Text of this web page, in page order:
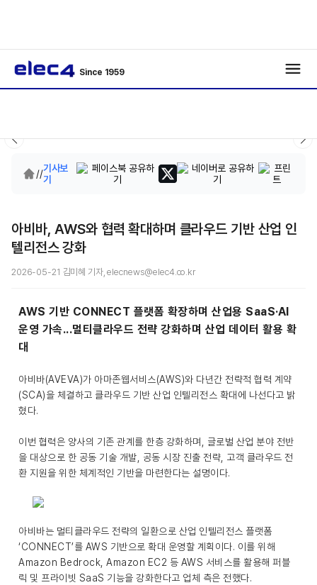
Since 1959
//기사보
기
아비바, AWS와 협력 확대하며 클라우드 기반 산업 인
텔리전스 강화
2026-05-21 김미혜 기자, elecnews@elec4.co.kr
AWS 기반 CONNECT 플랫폼 확장하며 산업용 SaaS·AI
운영 가속...멀티클라우드 전략 강화하며 산업 데이터 활용 확
대
아비바(AVEVA)가 아마존웹서비스(AWS)와 다년간 전략적 협력 계약
(SCA)을 체결하고 클라우드 기반 산업 인텔리전스 확대에 나선다고 밝
혔다.
이번 협력은 양사의 기존 관계를 한층 강화하며, 글로벌 산업 분야 전반
을 대상으로 한 공동 기술 개발, 공동 시장 진출 전략, 고객 클라우드 전
환 지원을 위한 체계적인 기반을 마련한다는 설명이다.
아비바는 멀티클라우드 전략의 일환으로 산업 인텔리전스 플랫폼
‘CONNECT’를 AWS 기반으로 확대 운영할 계획이다. 이를 위해
Amazon Bedrock, Amazon EC2 등 AWS 서비스를 활용해 퍼블
릭 및 프라이빗 SaaS 기능을 강화한다고 업체 측은 전했다.